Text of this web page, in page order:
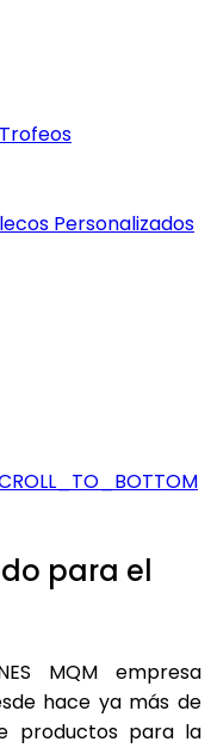
Personalizados
para el
MQM empresa
hace ya más de
productos para la